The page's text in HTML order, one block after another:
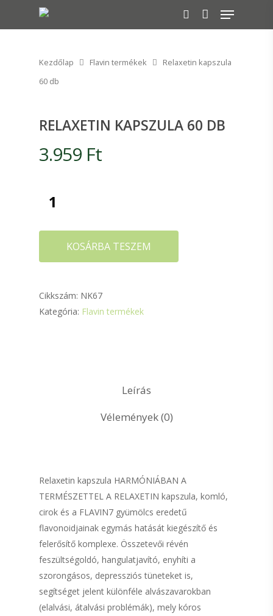
Kezdőlap Flavin termékek
Relaxetin kapszula
60 db
RELAXETIN KAPSZULA 60 DB
3.959 Ft
KOSÁRBA TESZEM
Cikkszám: NK67
Kategória: Flavin termékek
Leírás
Vélemények (0)
Relaxetin kapszula HARMÓNIÁBAN A
TERMÉSZETTEL A RELAXETIN kapszula, komló,
cirok és a FLAVIN7 gyümölcs eredetű
flavonoidjainak egymás hatását kiegészítő és
felerősítő komplexe. Összetevői révén
feszültségoldó, hangulatjavító, enyhíti a
szorongásos, depressziós tüneteket is,
segítséget jelent különféle alvászavarokban
(elalvási, átalvási problémák), mely kóros